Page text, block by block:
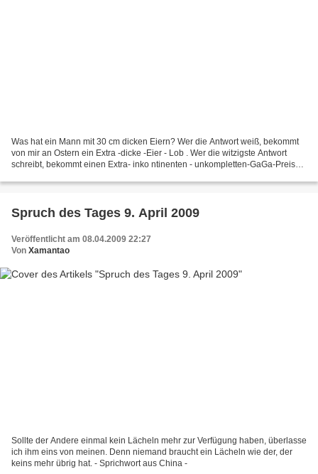
Was hat ein Mann mit 30 cm dicken Eiern? Wer die Antwort weiß, bekommt
von mir an Ostern ein Extra -dicke -Eier - Lob . Wer die witzigste Antwort
schreibt, bekommt einen Extra- inko ntinenten - unkompletten-GaGa-Preis
Spruch des Tages 9. April 2009
Veröffentlicht am 08.04.2009 22:27
Von Xamantao
Sollte der Andere einmal kein Lächeln mehr zur Verfügung haben, überlasse
ich ihm eins von meinen. Denn niemand braucht ein Lächeln wie der, der
keins mehr übrig hat. - Sprichwort aus China -